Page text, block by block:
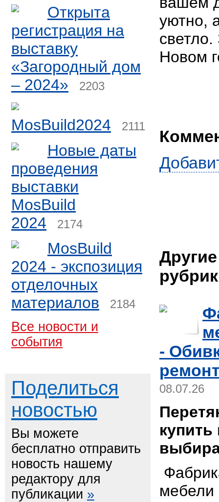
Открыта
регистрация на
выставку
«Загородный дом
– 2024»
2203
MosBuild2024 2111
Новые даты
проведения
выставки
MosBuild
2024
2174
MosBuild
2024 - экспозиция
отделочных
материалов
2184
Все новости и
события
Поделиться
новостью
Вы можете
бесплатно отправить
новость нашему
редактору для
публикации »
уютно,
Новом
-
08.07.26